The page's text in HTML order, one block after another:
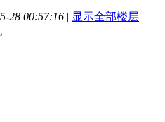
28 00:57:16 | 显示全部楼层